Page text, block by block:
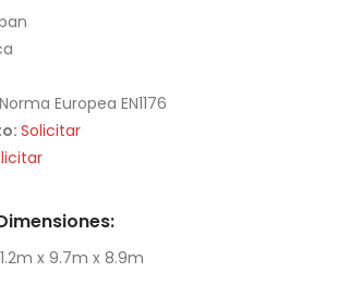
Norma Europea EN1176
Solicitar
x 9.7m x 8.9m